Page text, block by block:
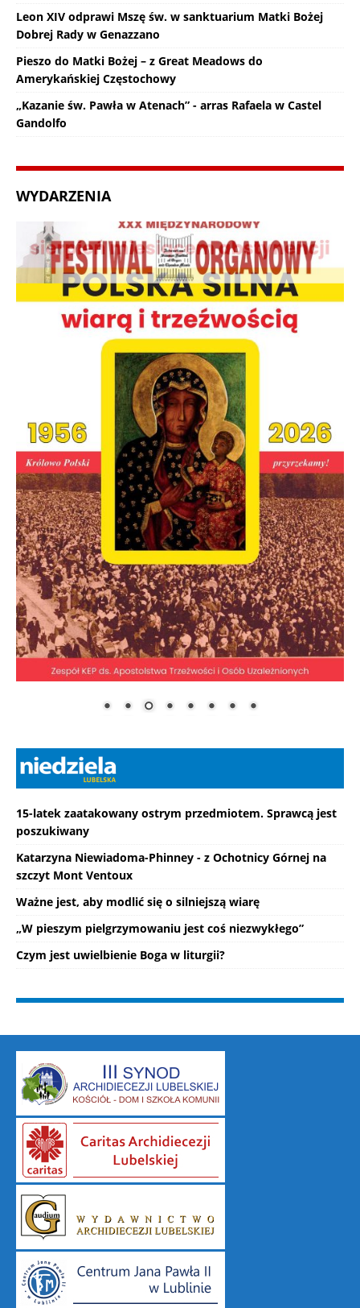
Leon XIV odprawi Mszę św. w sanktuarium Matki Bożej
Dobrej Rady w Genazzano
Pieszo do Matki Bożej – z Great Meadows do
Amerykańskiej Częstochowy
„Kazanie św. Pawła w Atenach” - arras Rafaela w Castel
Gandolfo
WYDARZENIA
15-latek zaatakowany ostrym przedmiotem. Sprawcą jest
poszukiwany
Katarzyna Niewiadoma-Phinney - z Ochotnicy Górnej na
szczyt Mont Ventoux
Ważne jest, aby modlić się o silniejszą wiarę
„W pieszym pielgrzymowaniu jest coś niezwykłego”
Czym jest uwielbienie Boga w liturgii?